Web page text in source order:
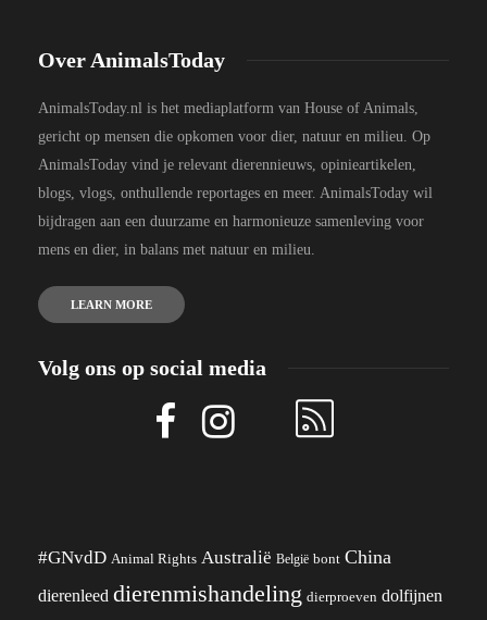
Over AnimalsToday
AnimalsToday.nl is het mediaplatform van House of Animals,
gericht op mensen die opkomen voor dier, natuur en milieu. Op
AnimalsToday vind je relevant dierennieuws, opinieartikelen,
blogs, vlogs, onthullende reportages en meer. AnimalsToday wil
bijdragen aan een duurzame en harmonieuze samenleving voor
mens en dier, in balans met natuur en milieu.
LEARN MORE
Volg ons op social media
#GNvdD Animal Rights Australië België bont China
dierenleed dierenmishandeling dierproeven dolfijnen